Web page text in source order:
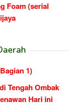
Foam (serial
1)
Tengah Ombak
Hari ini